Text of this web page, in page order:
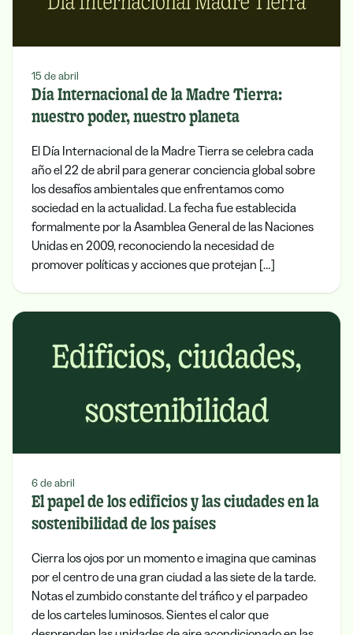
15 de abril
Día Internacional de la Madre Tierra:
nuestro poder, nuestro planeta
El Día Internacional de la Madre Tierra se celebra cada
año el 22 de abril para generar conciencia global sobre
los desafíos ambientales que enfrentamos como
sociedad en la actualidad. La fecha fue establecida
formalmente por la Asamblea General de las Naciones
Unidas en 2009, reconociendo la necesidad de
promover políticas y acciones que protejan […]
6 de abril
El papel de los edificios y las ciudades en la
sostenibilidad de los países
Cierra los ojos por un momento e imagina que caminas
por el centro de una gran ciudad a las siete de la tarde.
Notas el zumbido constante del tráfico y el parpadeo
de los carteles luminosos. Sientes el calor que